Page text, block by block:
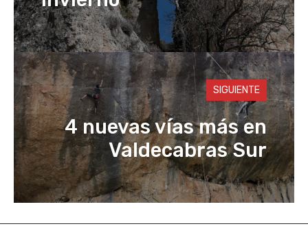
SIGUIENTE
4 nuevas vías más en
Valdecabras Sur